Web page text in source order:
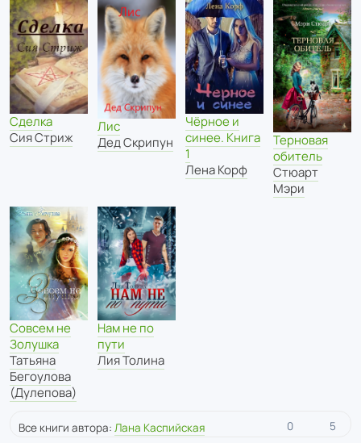
Сделка
Сия Стриж
Лис
Дед Скрипун
Чёрное и
синее. Книга
1
Лена Корф
Терновая
обитель
Стюарт
Мэри
Совсем не
Золушка
Татьяна
Бегоулова
(Дулепова)
Нам не по
пути
Лия Толина
Все книги автора: Лана Каспийская 0 5